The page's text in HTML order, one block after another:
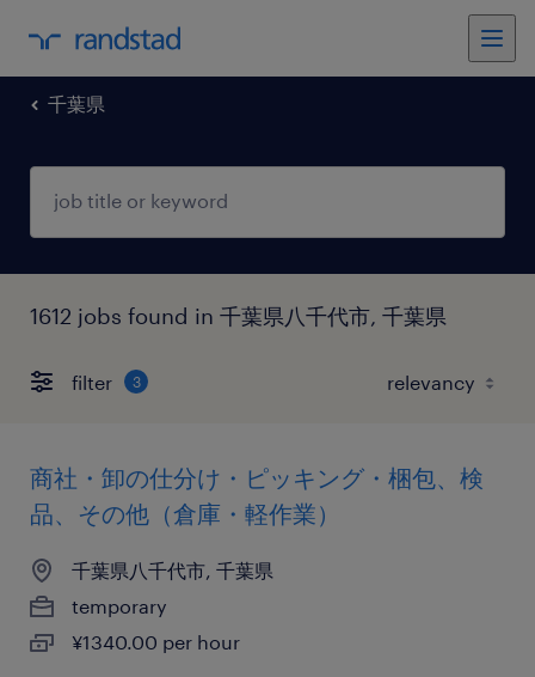
千葉県
1612 jobs found in 千葉県八千代市, 千葉県
filter 3
商社・卸の仕分け・ピッキング・梱包、検
品、その他（倉庫・軽作業）
千葉県八千代市, 千葉県
temporary
¥1340.00 per hour